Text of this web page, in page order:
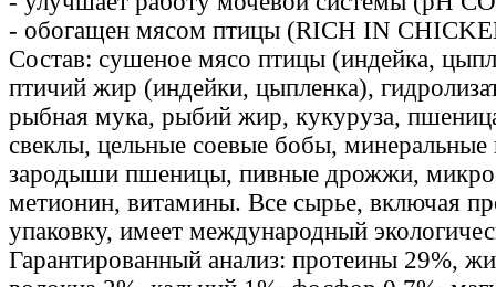
- обогащен мясом птицы (RICH IN
Состав: сушеное мясо птицы (индейка,
птичий жир (индейки, цыпленка),
рыбная мука, рыбий жир, кукуруза,
свеклы, цельные соевые бобы, минеральные
зародыши пшеницы, пивные дрожжи,
метионин, витамины. Все сырье, включая
упаковку, имеет международный
Гарантированный анализ: протеины 29%,